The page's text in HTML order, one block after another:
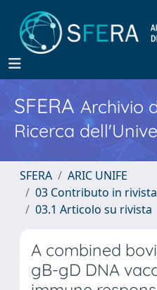
SFERA Archivio
Ricerca
SFERA
ARIC UNIFE
03 Contributo in
03.1 Articolo su rivista
A combined
gB-gD DNA